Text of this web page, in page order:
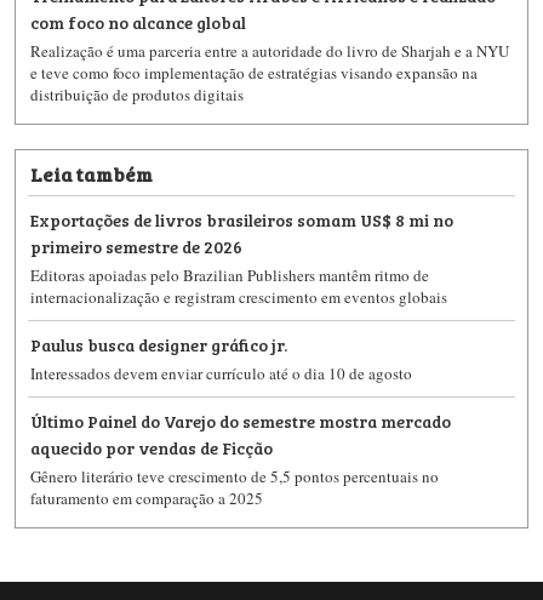
com foco no alcance global
Realização é uma parceria entre a autoridade do livro de Sharjah e a NYU
e teve como foco implementação de estratégias visando expansão na
distribuição de produtos digitais
Leia também
Exportações de livros brasileiros somam US$ 8 mi no
primeiro semestre de 2026
Editoras apoiadas pelo Brazilian Publishers mantêm ritmo de
internacionalização e registram crescimento em eventos globais
Paulus busca designer gráfico jr.
Interessados devem enviar currículo até o dia 10 de agosto
Último Painel do Varejo do semestre mostra mercado
aquecido por vendas de Ficção
Gênero literário teve crescimento de 5,5 pontos percentuais no
faturamento em comparação a 2025